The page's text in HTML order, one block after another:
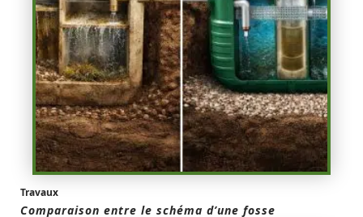
Travaux
Comparaison entre le schéma d’une fosse